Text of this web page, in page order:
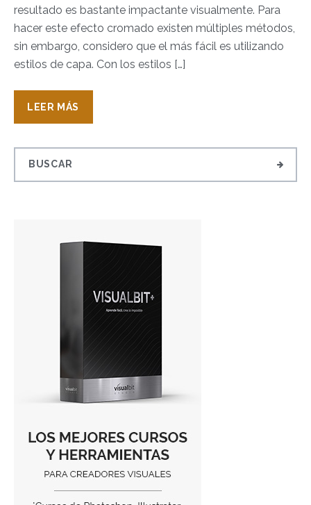
resultado es bastante impactante visualmente. Para
hacer este efecto cromado existen múltiples métodos,
sin embargo, considero que el más fácil es utilizando
estilos de capa. Con los estilos […]
LEER MÁS